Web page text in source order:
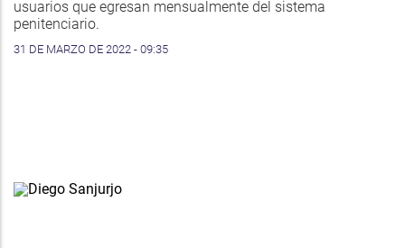
usuarios que egresan mensualmente del sistema
penitenciario.
31 DE MARZO DE 2022 - 09:35